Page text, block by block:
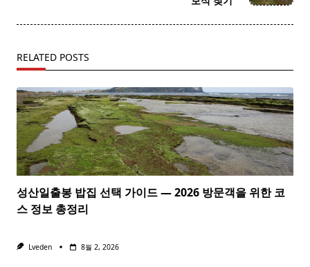
RELATED POSTS
성산일출봉 밥집 선택 가이드 — 2026 방문객을 위한 코
스 정보 총정리
Lveden 8월 2, 2026